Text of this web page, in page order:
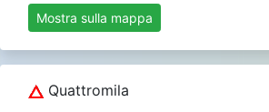
Mostra sulla mappa
Quattromila